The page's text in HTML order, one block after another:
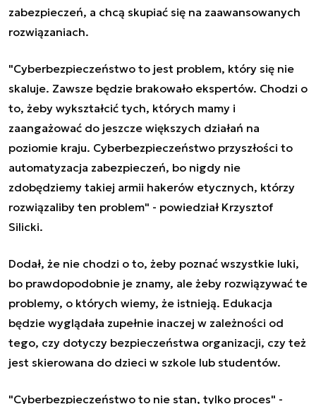
zabezpieczeń, a chcą skupiać się na zaawansowanych
rozwiązaniach.
"Cyberbezpieczeństwo to jest problem, który się nie
skaluje. Zawsze będzie brakowało ekspertów. Chodzi o
to, żeby wykształcić tych, których mamy i
zaangażować do jeszcze większych działań na
poziomie kraju. Cyberbezpieczeństwo przyszłości to
automatyzacja zabezpieczeń, bo nigdy nie
zdobędziemy takiej armii hakerów etycznych, którzy
rozwiązaliby ten problem" - powiedział Krzysztof
Silicki.
Dodał, że nie chodzi o to, żeby poznać wszystkie luki,
bo prawdopodobnie je znamy, ale żeby rozwiązywać te
problemy, o których wiemy, że istnieją. Edukacja
będzie wyglądała zupełnie inaczej w zależności od
tego, czy dotyczy bezpieczeństwa organizacji, czy też
jest skierowana do dzieci w szkole lub studentów.
"Cyberbezpieczeństwo to nie stan, tylko proces" -